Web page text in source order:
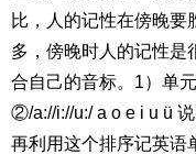
比，人的记性在傍晚要
多，傍晚时人的记性是
合自己的音标。1）单
②/a://i://u:/ a o e i u ü
再利用这个排序记英语